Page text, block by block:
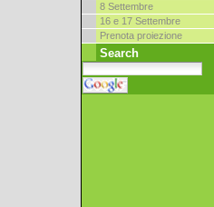
8 Settembre
16 e 17 Settembre
Prenota proiezione
Search